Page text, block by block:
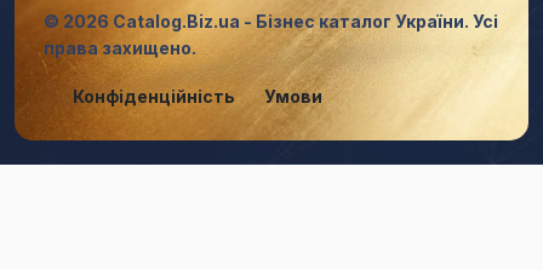
© 2026 Catalog.Biz.ua - Бізнес каталог України. Усі
права захищено.
Конфіденційність Умови